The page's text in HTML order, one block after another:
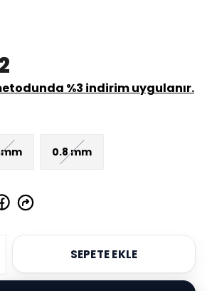
%3 indirim uygulanır.
0.8 mm
SEPETE EKLE